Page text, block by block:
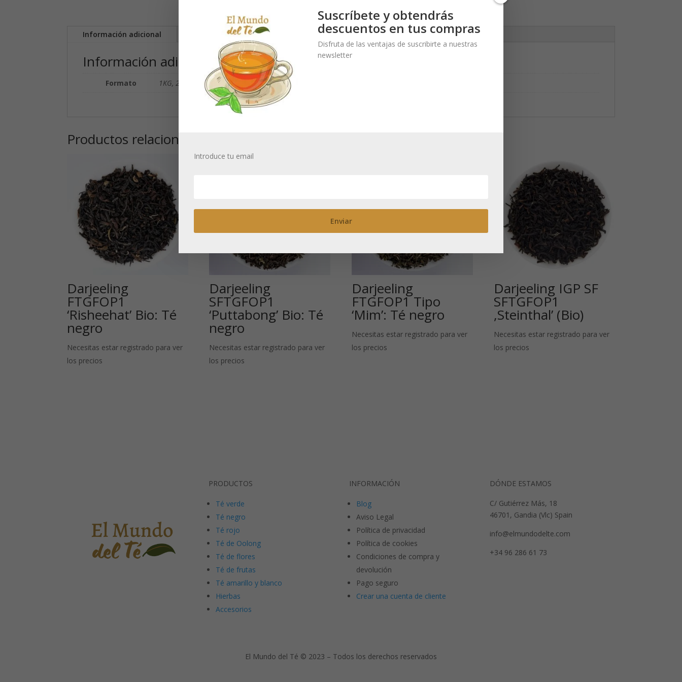
Información adicional
Información adicional
Formato 1KG, 2KG
Productos relacionados
Darjeeling
FTGFOP1
‘Risheehat’ Bio: Té
negro
Necesitas estar registrado para ver
los precios
Darjeeling
SFTGFOP1
‘Puttabong’ Bio: Té
negro
Necesitas estar registrado para ver
los precios
Darjeeling
FTGFOP1 Tipo
‘Mim’: Té negro
Necesitas estar registrado para ver
los precios
Darjeeling IGP SF
SFTGFOP1
,Steinthal’ (Bio)
Necesitas estar registrado para ver
los precios
PRODUCTOS
Té verde
Té negro
Té rojo
Té de Oolong
Té de flores
Té de frutas
Té amarillo y blanco
Hierbas
Accesorios
INFORMACIÓN
Blog
Aviso Legal
Política de privacidad
Política de cookies
Condiciones de compra y
devolución
Pago seguro
Crear una cuenta de cliente
DÓNDE ESTAMOS
C/ Gutiérrez Más, 18
46701, Gandia (Vlc) Spain
info@elmundodelte.com
+34 96 286 61 73
El Mundo del Té © 2023 – Todos los derechos reservados
Suscríbete y obtendrás
descuentos en tus compras
Disfruta de las ventajas de suscribirte a nuestras
newsletter
Introduce tu email